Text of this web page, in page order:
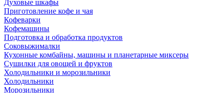
Духовые шкафы
Приготовление кофе и чая
Кофеварки
Кофемашины
Подготовка и обработка продуктов
Соковыжималки
Кухонные комбайны, машины и планетарные миксеры
Сушилки для овощей и фруктов
Холодильники и морозильники
Холодильники
Морозильники